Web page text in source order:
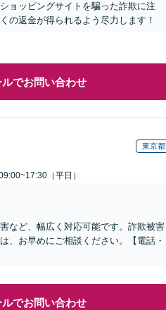
ョッピングサイトを騙った詐欺に注
の返金が得られるよう尽力します！
ルでお問い合わせ
東京都
（平日）
など、幅広く対応可能です。詐欺被害
、お早めにご相談ください。【電話・
ルでお問い合わせ